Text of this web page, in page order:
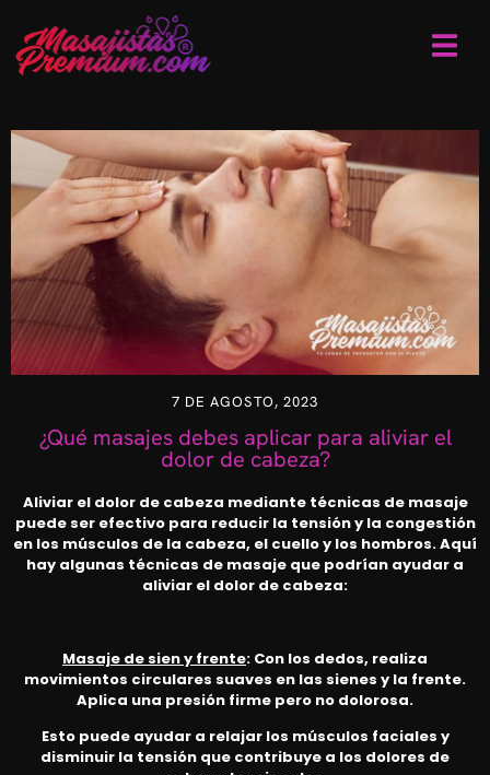
7 DE AGOSTO, 2023
¿Qué masajes debes aplicar para aliviar el
dolor de cabeza?
Aliviar el dolor de cabeza mediante técnicas de masaje
puede ser efectivo para reducir la tensión y la congestión
en los músculos de la cabeza, el cuello y los hombros. Aquí
hay algunas técnicas de masaje que podrían ayudar a
aliviar el dolor de cabeza:
Masaje de sien y frente: Con los dedos, realiza
movimientos circulares suaves en las sienes y la frente.
Aplica una presión firme pero no dolorosa.
Esto puede ayudar a relajar los músculos faciales y
disminuir la tensión que contribuye a los dolores de